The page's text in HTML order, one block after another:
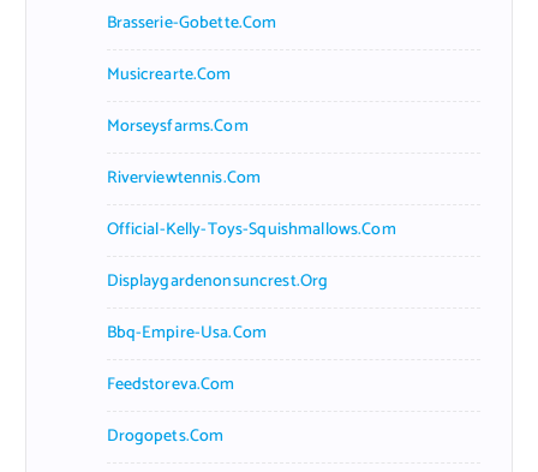
Brasserie-Gobette.com
Musicrearte.com
Morseysfarms.com
Riverviewtennis.com
Official-Kelly-Toys-Squishmallows.com
Displaygardenonsuncrest.org
Bbq-Empire-Usa.com
Feedstoreva.com
Drogopets.com